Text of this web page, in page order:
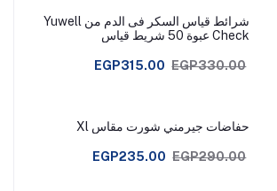
شرائط قياس السكر فى الدم من Yuwell
Check عبوة 50 شريط قياس
EGP315.00 EGP330.00
حفاضات جيرمني شورت مقاس Xl
EGP235.00 EGP290.00